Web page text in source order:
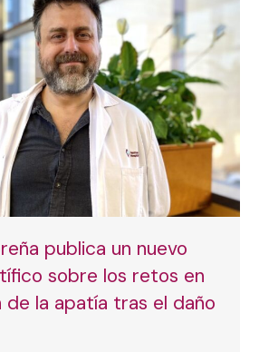
publica un nuevo
sobre los retos en
de la apatía tras el daño